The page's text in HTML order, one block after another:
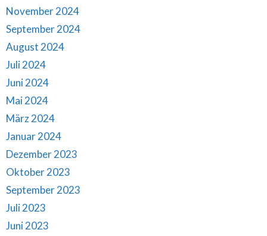
November 2024
September 2024
August 2024
Juli 2024
Juni 2024
Mai 2024
März 2024
Januar 2024
Dezember 2023
Oktober 2023
September 2023
Juli 2023
Juni 2023